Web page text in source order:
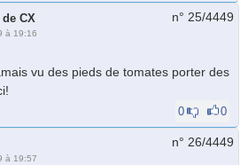
CX
à 19:16
n° 25/4449
vu des pieds de tomates porter des
0 0
à 19:57
n° 26/4449